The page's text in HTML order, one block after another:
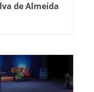
de Almeida